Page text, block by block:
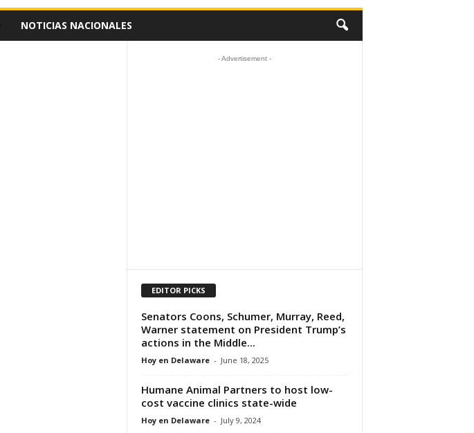
NOTICIAS NACIONALES
- Advertisement -
EDITOR PICKS
Senators Coons, Schumer, Murray, Reed,
Warner statement on President Trump’s
actions in the Middle...
Hoy en Delaware - June 18, 2025
Humane Animal Partners to host low-
cost vaccine clinics state-wide
Hoy en Delaware - July 9, 2024